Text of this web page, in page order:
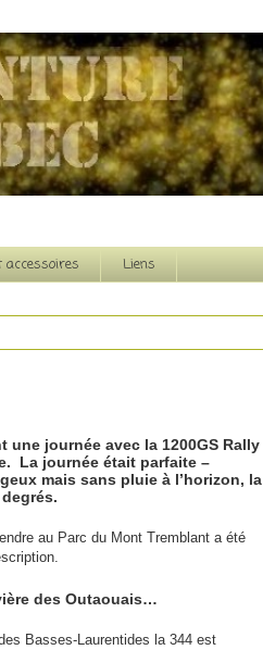
Liens
une journée avec la 1200GS Rally
La journée était parfaite –
mais sans pluie à l’horizon, la
au Parc du Mont Tremblant a été
des Outaouais…
Basses-Laurentides la 344 est